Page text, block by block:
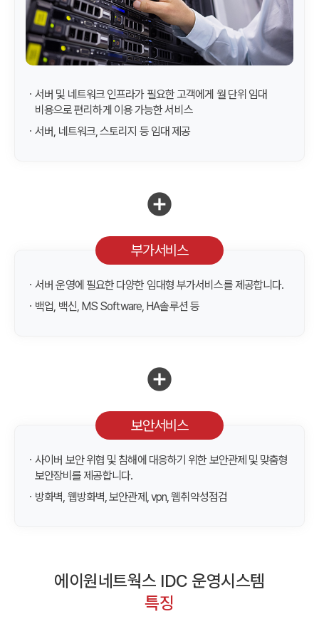
ㆍ서버 및 네트워크 인프라가 필요한 고객에게 월 단위 임대
비용으로 편리하게 이용 가능한 서비스
ㆍ서버, 네트워크, 스토리지 등 임대 제공
add_circle
부가서비스
ㆍ서버 운영에 필요한 다양한 임대형 부가서비스를 제공합니다.
ㆍ백업, 백신, MS Software, HA솔루션 등
add_circle
보안서비스
ㆍ사이버 보안 위협 및 침해에 대응하기 위한 보안관제 및 맞춤형
보안장비를 제공합니다.
ㆍ방화벽, 웹방화벽, 보안관제, vpn, 웹취약성점검
에이원네트웍스 IDC 운영시스템
특징